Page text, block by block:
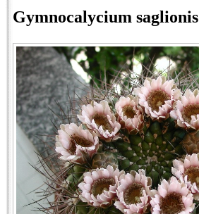
Gymnocalycium saglionis